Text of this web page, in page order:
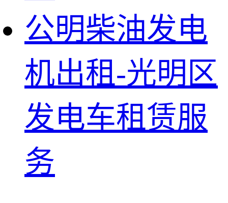
公明柴油发电
机出租-光明区
发电车租赁服
务